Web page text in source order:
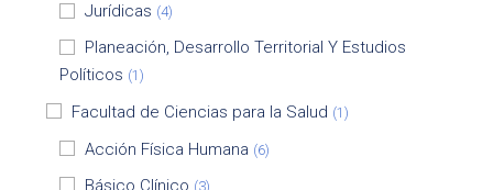
Jurídicas (4)
Planeación, Desarrollo Territorial Y Estudios
Políticos (1)
Facultad de Ciencias para la Salud (1)
Acción Física Humana (6)
Básico Clínico (3)